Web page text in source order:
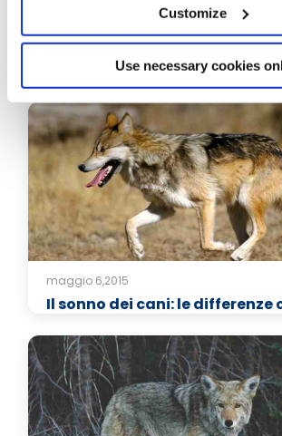
Customize
Use necessary cookies
Articoli correlati
maggio 6,2015
Il sonno dei cani: le differenze